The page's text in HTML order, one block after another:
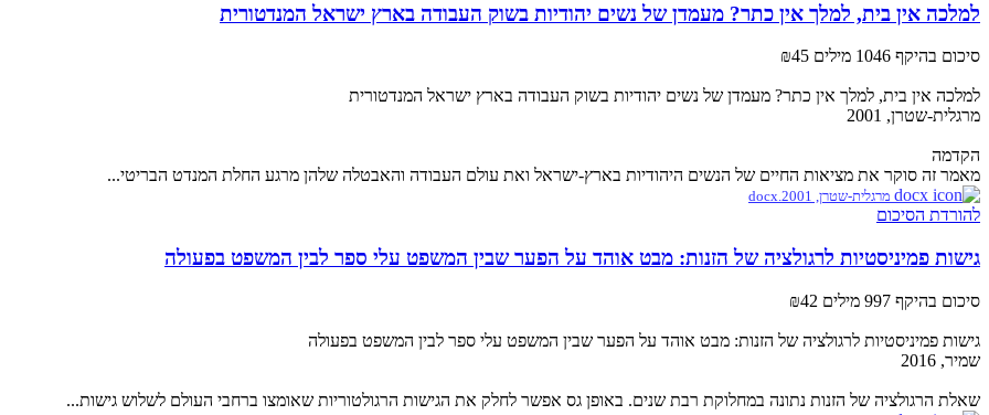
למלכה אין בית, למלך אין כתר? מעמדן של נשים יהודיות בשוק העבודה בארץ ישראל המנדטורית
סיכום בהיקף 1046 מילים ₪45
למלכה אין בית, למלך אין כתר? מעמדן של נשים יהודיות בשוק העבודה בארץ ישראל המנדטורית
מרגלית-שטרן, 2001
הקדמה
מאמר זה סוקר את מציאות החיים של הנשים היהודיות בארץ-ישראל ואת עולם העבודה והאבטלה שלהן מרגע החלת המנדט הבריטי...
מרגלית-שטרן, 2001.docx
להורדת הסיכום
גישות פמיניסטיות לרגולציה של הזנות: מבט אוהד על הפער שבין המשפט עלי ספר לבין המשפט בפעולה
סיכום בהיקף 997 מילים ₪42
גישות פמיניסטיות לרגולציה של הזנות: מבט אוהד על הפער שבין המשפט עלי ספר לבין המשפט בפעולה
שמיר, 2016
שאלת הרגולציה של הזנות נתונה במחלוקת רבת שנים. באופן גס אפשר לחלק את הגישות הרגולטוריות שאומצו ברחבי העולם לשלוש גישות...